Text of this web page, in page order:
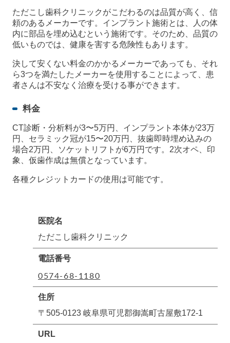
ただこし歯科クリニックがこだわるのは品質が高く、信
頼のあるメーカーです。インプラント施術とは、人の体
内に部品を埋め込むという施術です。そのため、品質の
低いものでは、健康を害する危険性もあります。
決して安くない料金のかかるメーカーであっても、それ
ら3つを満たしたメーカーを使用することによって、患
者さんは不安なく治療を受ける事ができます。
料金
CT診断・分析料が3〜5万円、インプラント本体が23万
円、セラミック冠が15〜20万円、抜歯即時埋め込みの
場合2万円、ソケットリフトが6万円です。2次オペ、印
象、仮歯作成は無償となっています。
各種クレジットカードの使用は可能です。
医院名
ただこし歯科クリニック
電話番号
0574-68-1180
住所
〒505-0123 岐阜県可児郡御嵩町古屋敷172-1
URL